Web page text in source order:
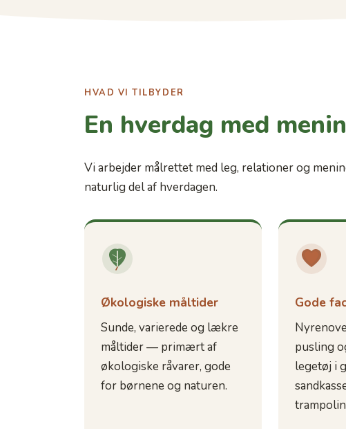
HVAD VI TILBYDER
En hverdag med
Vi arbejder målrettet med leg, relationer og
naturlig del af hverdagen.
Økologiske måltider
Sunde, varierede og lækre
måltider — primært af
økologiske råvarer, gode
for børnene og naturen.
Gode
pusling
legetøj i